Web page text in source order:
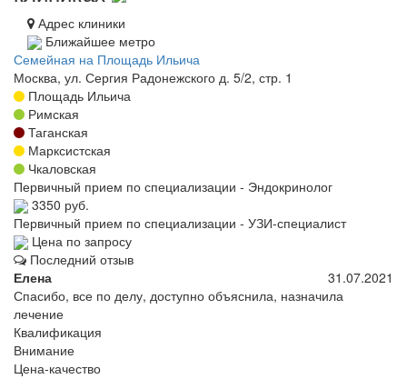
Адрес клиники
Ближайшее метро
Семейная на Площадь Ильича
Москва, ул. Сергия Радонежского д. 5/2, стр. 1
Площадь Ильича
Римская
Таганская
Марксистская
Чкаловская
Первичный прием по специализации - Эндокринолог
3350 руб.
Первичный прием по специализации - УЗИ-специалист
Цена по запросу
Последний отзыв
Елена
31.07.2021
Спасибо, все по делу, доступно объяснила, назначила
лечение
Квалификация
Внимание
Цена-качество